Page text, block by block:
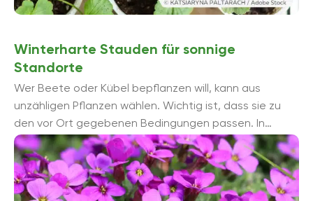
Winterharte Stauden für sonnige
Standorte
Wer Beete oder Kübel bepflanzen will, kann aus
unzähligen Pflanzen wählen. Wichtig ist, dass sie zu
den vor Ort gegebenen Bedingungen passen. In
diesem Beitrag stellen wir ...